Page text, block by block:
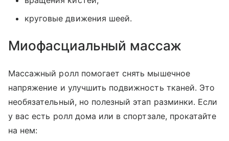
круговые движения шеей.
Миофасциальный массаж
Массажный ролл помогает снять мышечное
напряжение и улучшить подвижность тканей. Это
необязательный, но полезный этап разминки. Если
у вас есть ролл дома или в спортзале, прокатайте
на нем: